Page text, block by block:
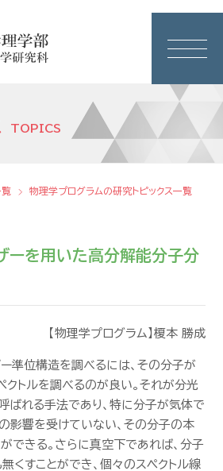
TOPICS
覧
物理学プログラムの研究トピックス一覧
ーを用いた高分解能分子分
【物理学プログラム】榎本 勝成
準位構造を調べるには、その分子が
クトルを調べるのが良い。それが分光
れる手法であり、特に分子が気体で
影響を受けていない、その分子の本
できる。さらに真空下であれば、分子
くすことができ、個々のスペクトル線